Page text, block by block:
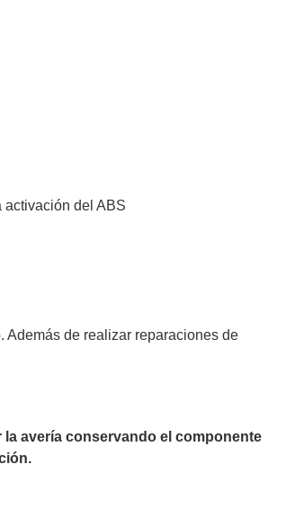
activación del ABS
de realizar reparaciones de
avería conservando el componente